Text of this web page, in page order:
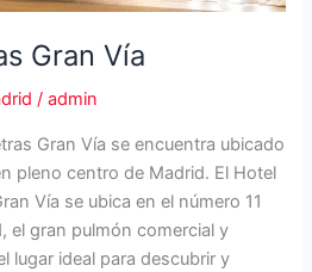
Gran Vía
/admin
Gran Vía se encuentra ubicado
pleno centro de Madrid. El Hotel
Vía se ubica en el número 11
el gran pulmón comercial y
lugar ideal para descubrir y